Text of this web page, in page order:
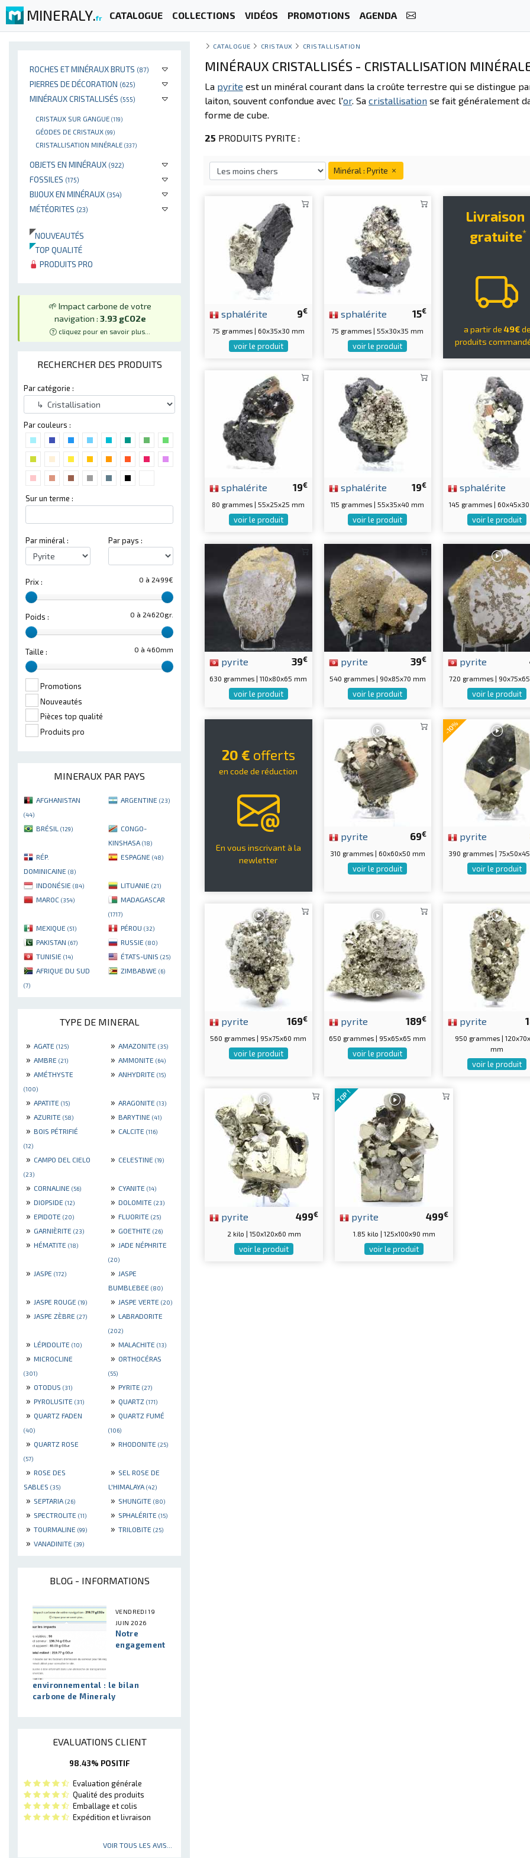
MINERALY.fr CATALOGUE COLLECTIONS VIDÉOS PROMOTIONS AGENDA
ROCHES ET MINÉRAUX BRUTS (87)
PIERRES DE DÉCORATION (625)
MINÉRAUX CRISTALLISÉS (555)
CRISTAUX SUR GANGUE (119)
GÉODES DE CRISTAUX (99)
CRISTALLISATION MINÉRALE (337)
OBJETS EN MINÉRAUX (922)
FOSSILES (175)
BIJOUX EN MINÉRAUX (354)
MÉTÉORITES (23)
NOUVEAUTÉS
TOP QUALITÉ
PRODUITS PRO
🌱 Impact carbone de votre
navigation : 3.93 gCO2e
cliquez pour en savoir plus...
RECHERCHER DES PRODUITS
Par catégorie :
Par couleurs :
Sur un terme :
Par minéral : Par pays :
0 à 2499€
Prix :
0 à 24620gr.
Poids :
0 à 460mm
Taille :
Promotions
Nouveautés
Pièces top qualité
Produits pro
MINERAUX PAR PAYS
AFGHANISTAN
(44)
ARGENTINE (23)
BRÉSIL (129)
CONGO-
KINSHASA (18)
RÉP.
DOMINICAINE (8)
ESPAGNE (48)
INDONÉSIE (84) LITUANIE (21)
MAROC (354) MADAGASCAR
(1717)
MEXIQUE (51) PÉROU (32)
PAKISTAN (67) RUSSIE (80)
TUNISIE (14) ÉTATS-UNIS (25)
AFRIQUE DU SUD
(7)
ZIMBABWE (6)
TYPE DE MINERAL
» AGATE (125) » AMAZONITE (35)
» AMBRE (21) » AMMONITE (64)
» AMÉTHYSTE
(100)
» ANHYDRITE (15)
» APATITE (15) » ARAGONITE (13)
» AZURITE (58) » BARYTINE (41)
» BOIS PÉTRIFIÉ
(12)
» CALCITE (116)
» CAMPO DEL CIELO
(23)
» CELESTINE (19)
» CORNALINE (56) » CYANITE (14)
» DIOPSIDE (12) » DOLOMITE (23)
» EPIDOTE (20) » FLUORITE (25)
» GARNIÈRITE (23) » GOETHITE (26)
» HÉMATITE (18) » JADE NÉPHRITE
(20)
» JASPE (172) » JASPE
BUMBLEBEE (80)
» JASPE ROUGE (19) » JASPE VERTE (20)
» JASPE ZÈBRE (27) » LABRADORITE
(202)
» LÉPIDOLITE (10) » MALACHITE (13)
» MICROCLINE
(301)
» ORTHOCÉRAS
(55)
» OTODUS (31) » PYRITE (27)
» PYROLUSITE (31) » QUARTZ (171)
» QUARTZ FADEN
(40)
» QUARTZ FUMÉ
(106)
» QUARTZ ROSE
(57)
» RHODONITE (25)
» ROSE DES
SABLES (35)
» SEL ROSE DE
L'HIMALAYA (42)
» SEPTARIA (26) » SHUNGITE (80)
» SPECTROLITE (11) » SPHALÉRITE (15)
» TOURMALINE (99) » TRILOBITE (25)
» VANADINITE (39)
BLOG - INFORMATIONS
VENDREDI 19
JUIN 2026
Notre
engagement
environnemental : le bilan
carbone de Mineraly
EVALUATIONS CLIENT
98.43% POSITIF
Evaluation générale
Qualité des produits
Emballage et colis
Expédition et livraison
VOIR TOUS LES AVIS...
CATALOGUE CRISTAUX CRISTALLISATION
MINÉRAUX CRISTALLISÉS - CRISTALLISATION
La pyrite est un minéral courant dans la croûte terrestre qui se distingue
laiton, souvent confondue avec l'or. Sa cristallisation se fait généralement
forme de cube.
25 PRODUITS PYRITE :
Minéral : Pyrite
9€
sphalérite
75 grammes | 60x35x30 mm
voir le produit
15€
sphalérite
75 grammes | 55x30x35 mm
voir le produit
Livraison
gratuite*
a partir de49€de
produits
19€
sphalérite
80 grammes | 55x25x25 mm
voir le produit
19€
sphalérite
115 grammes | 55x35x40 mm
voir le produit
sphalérite
145 grammes |
voir le produit
39€
pyrite
630 grammes | 110x80x65 mm
voir le produit
39€
pyrite
540 grammes | 90x85x70 mm
voir le produit
pyrite
720 grammes |
voir le produit
20 € offerts
en code de réduction
En vous inscrivant à la
newletter
69€
pyrite
310 grammes | 60x60x50 mm
voir le produit
-10%
pyrite
390 grammes |
voir le produit
169€
pyrite
560 grammes | 95x75x60 mm
voir le produit
189€
pyrite
650 grammes | 95x65x65 mm
voir le produit
pyrite
950 grammes |
mm
voir le produit
499€
pyrite
2 kilo | 150x120x60 mm
voir le produit
TOP !
499€
pyrite
1.85 kilo | 125x100x90 mm
voir le produit